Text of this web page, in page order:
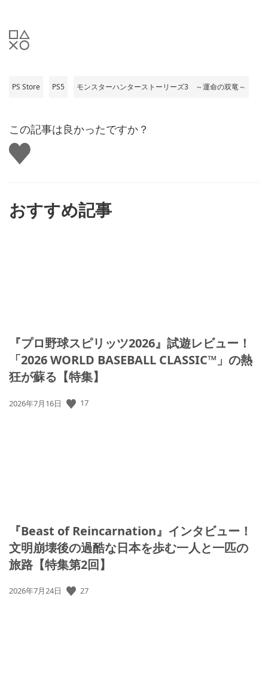
PS Store PS5 モンスターハンターストーリーズ3 ～運命の双竜～
この記事は良かったですか？
い
い
おすすめ記事
『プロ野球スピリッツ2026』試遊レビュー！
「2026 WORLD BASEBALL CLASSIC™」の熱
狂が蘇る【特集】
公
2026年7月16日 17
『Beast of Reincarnation』インタビュー！
文明崩壊後の過酷な日本を歩む一人と一匹の
旅路【特集第2回】
公
2026年7月24日 27